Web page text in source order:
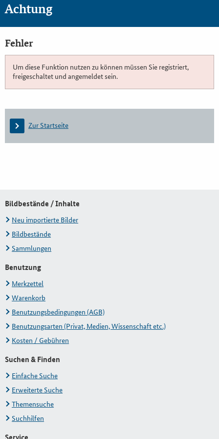
Achtung
Fehler
Um diese Funktion nutzen zu können müssen Sie registriert,
freigeschaltet und angemeldet sein.
Zur Startseite
Bildbestände / Inhalte
Neu importierte Bilder
Bildbestände
Sammlungen
Benutzung
Merkzettel
Warenkorb
Benutzungsbedingungen (AGB)
Benutzungsarten (Privat, Medien, Wissenschaft etc.)
Kosten / Gebühren
Suchen & Finden
Einfache Suche
Erweiterte Suche
Themensuche
Suchhilfen